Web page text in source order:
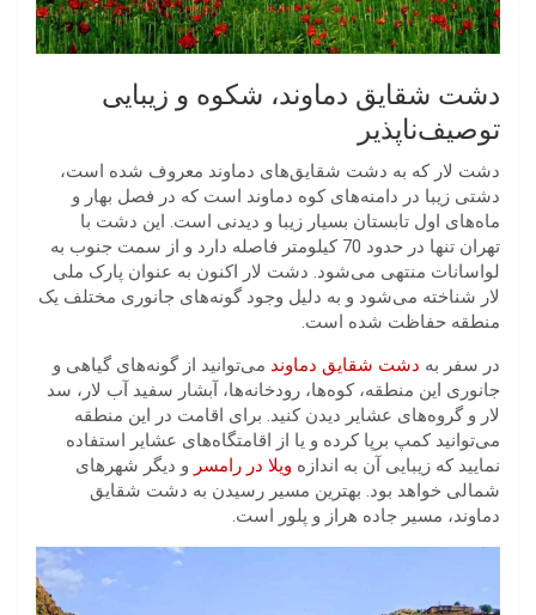
دشت شقایق دماوند، شکوه و زیبایی
توصیف‌ناپذیر
دشت لار که به دشت شقایق‌های دماوند معروف شده است،
دشتی زیبا در دامنه‌های کوه دماوند است که در فصل بهار و
ماه‌های اول تابستان بسیار زیبا و دیدنی است. این دشت با
تهران تنها در حدود 70 کیلومتر فاصله دارد و از سمت جنوب به
لواسانات منتهی می‌شود. دشت لار اکنون به عنوان پارک ملی
لار شناخته می‌شود و به دلیل وجود گونه‌های جانوری مختلف یک
منطقه حفاظت شده است.
در سفر به دشت شقایق دماوند می‌توانید از گونه‌های گیاهی و
جانوری این منطقه، کوه‌ها، رودخانه‌ها، آبشار سفید آب لار، سد
لار و گروه‌های عشایر دیدن کنید. برای اقامت در این منطقه
می‌توانید کمپ برپا کرده و یا از اقامتگاه‌های عشایر استفاده
نمایید که زیبایی آن به اندازه ویلا در رامسر و دیگر شهرهای
شمالی خواهد بود. بهترین مسیر رسیدن به دشت شقایق
دماوند، مسیر جاده هراز و پلور است.